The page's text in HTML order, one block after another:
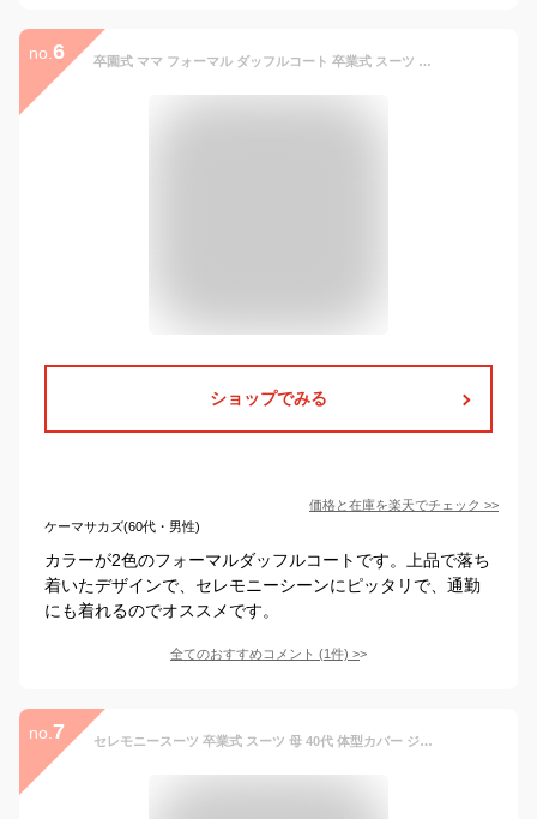
no. 6 卒園式 ママ フォーマル ダッフルコート 卒業式 スーツ ママ ジャケット レディース きれいめ 卒服 韓国 ロングコート 入学式 入園式 大きいサイズ おしゃれ アウター ツイード セレモニースーツ 母 結婚式 七五三 ママスーツ かっこいい ゆったり 通勤 30代 40代 50代
ショップでみる
価格と在庫を楽天でチェック >>
ケーマサカズ(60代・男性)
カラーが2色のフォーマルダッフルコートです。上品で落ち
着いたデザインで、セレモニーシーンにピッタリで、通勤
にも着れるのでオススメです。
全てのおすすめコメント (1件) >
no. 7 セレモニースーツ 卒業式 スーツ 母 40代 体型カバー ジャケット レディース ママ コート 大きいサイズ 入学式 ママ セットアップ 30代 産後 フォーマル レディース 卒業式 スーツ おしゃれ 卒園式 発表会 黒 ベージュ レディース 韓国 カジ